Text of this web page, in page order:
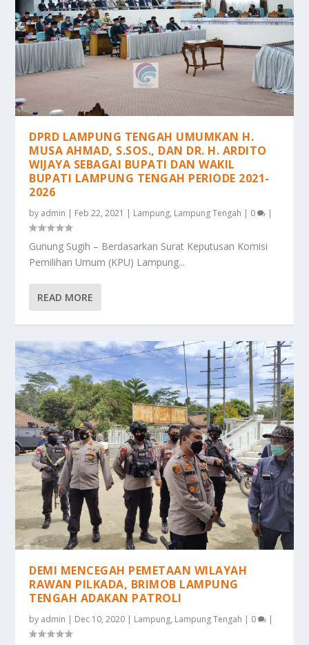
DPRD LAMPUNG TENGAH UMUMKAN H.
MUSA AHMAD, S.SOS., DAN DR. H. ARDITO
WIJAYA SEBAGAI BUPATI DAN WAKIL
BUPATI LAMPUNG TENGAH PERIODE 2021-
2026
by admin | Feb 22, 2021 | Lampung, Lampung Tengah | 0 |
Gunung Sugih – Berdasarkan Surat Keputusan Komisi
Pemilihan Umum (KPU) Lampung...
READ MORE
DEMI MENCEGAH PEMETAAN WILAYAH
RAWAN PILKADA, BRIMOB LAMPUNG
TENGAH ADAKAN PATROLI
by admin | Dec 10, 2020 | Lampung, Lampung Tengah | 0 |